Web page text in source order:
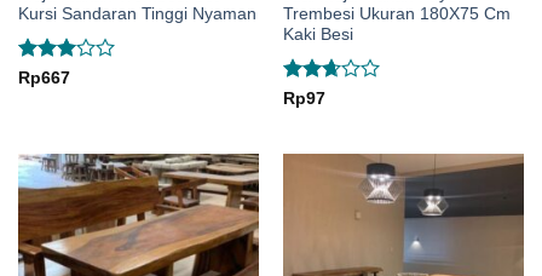
Kursi Sandaran Tinggi Nyaman
Rated
Rp667
Trembesi Ukuran 180X75 Cm
Kaki Besi
Rated
5
Rp97